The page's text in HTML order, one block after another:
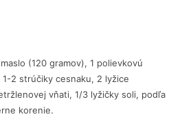
(120 gramov), 1 polievkovú
2 strúčiky cesnaku, 2 lyžice
vňati, 1/3 lyžičky soli, podľa
korenie.